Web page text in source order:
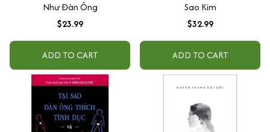
Như Đàn Ông
$23.99
ADD TO CART
Sao Kim
$32.99
ADD TO CART